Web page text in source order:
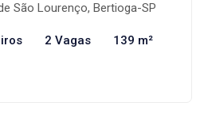
São Lourenço, Bertioga-SP
2 Vagas 139 m²